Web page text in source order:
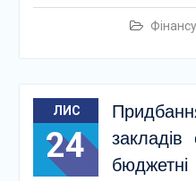
ЛИС
24
закладів